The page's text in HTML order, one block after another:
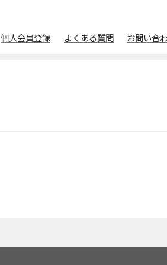
個人会員登録 よくある質問 お問い合